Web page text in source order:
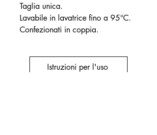
Taglia unica.
Lavabile in lavatrice fino a 95°C.
Confezionati in coppia.
Istruzioni per l'uso